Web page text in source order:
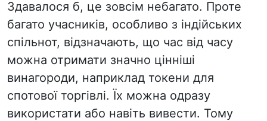
Здавалося б, це зовсім небагато. Проте
багато учасників, особливо з індійських
спільнот, відзначають, що час від часу
можна отримати значно цінніші
винагороди, наприклад токени для
спотової торгівлі. Їх можна одразу
використати або навіть вивести. Тому